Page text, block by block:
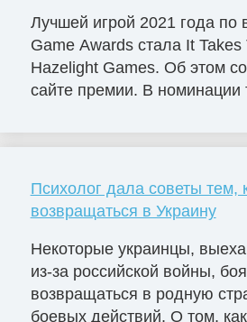
Лучшей игрой 2021 года по
Game Awards стала It Takes
Hazelight Games. Об этом
сайте премии. В номинации
Психолог дала советы тем,
возвращаться в Украину
Некоторые украинцы,
из-за российской войны,
возвращаться в родную
боевых действий. О том,